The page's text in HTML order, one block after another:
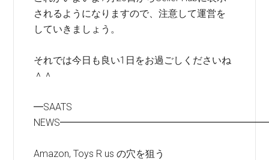
されるようになりますので、注意して運営を
していきましょう。
それでは今日も良い1日をお過ごしくださいね
＾＾
━SAATS
Amazon, Toys R us の穴を狙う